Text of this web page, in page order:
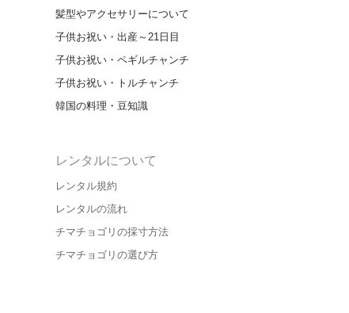
髪型やアクセサリーについて
子供お祝い・出産～21日目
子供お祝い・ペギルチャンチ
子供お祝い・トルチャンチ
韓国の料理・豆知識
レンタルについて
レンタル規約
レンタルの流れ
チマチョゴリの採寸方法
チマチョゴリの選び方